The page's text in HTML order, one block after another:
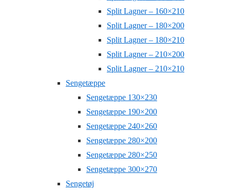
Split Lagner – 160×210
Split Lagner – 180×200
Split Lagner – 180×210
Split Lagner – 210×200
Split Lagner – 210×210
Sengetæppe
Sengetæppe 130×230
Sengetæppe 190×200
Sengetæppe 240×260
Sengetæppe 280×200
Sengetæppe 280×250
Sengetæppe 300×270
Sengetøj